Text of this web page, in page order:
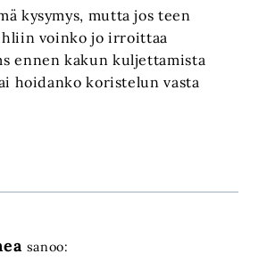
kysymys, mutta jos teen
voinko jo irroittaa
ennen kakun kuljettamista
hoidanko koristelun vasta
sanoo: